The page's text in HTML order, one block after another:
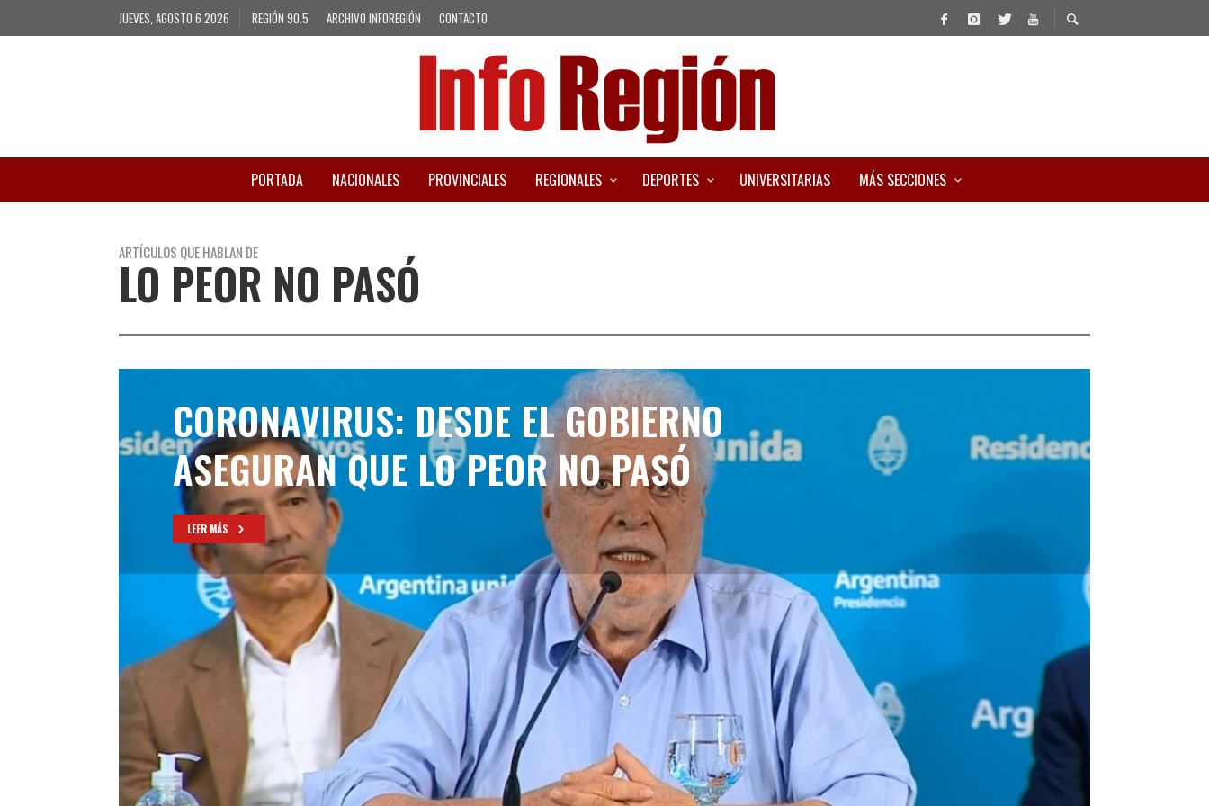
JUEVES, AGOSTO 6 2026 REGIÓN 90.5 ARCHIVO INFOREGIÓN CONTACTO
PORTADA NACIONALES PROVINCIALES REGIONALES DEPORTES UNIVERSITARIAS MÁS SECCIONES
ARTÍCULOS QUE HABLAN DE
LO PEOR NO PASÓ
CORONAVIRUS: DESDE EL GOBIERNO
ASEGURAN QUE LO PEOR NO PASÓ
LEER MÁS